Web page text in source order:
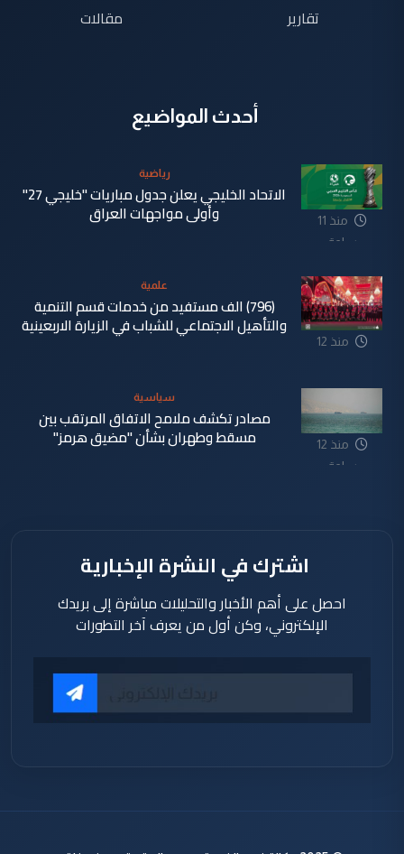
تقارير
مقالات
أحدث المواضيع
منذ 11
ساعة
رياضية
الاتحاد الخليجي يعلن جدول مباريات "خليجي 27"
وأولى مواجهات العراق
منذ 12
علمية
(796) الف مستفيد من خدمات قسم التنمية
والتأهيل الاجتماعي للشباب في الزيارة الاربعينية
منذ 12
ساعة
سياسية
مصادر تكشف ملامح الاتفاق المرتقب بين
مسقط وطهران بشأن "مضيق هرمز"
اشترك في النشرة الإخبارية
احصل على أهم الأخبار والتحليلات مباشرة إلى بريدك
الإلكتروني، وكن أول من يعرف آخر التطورات